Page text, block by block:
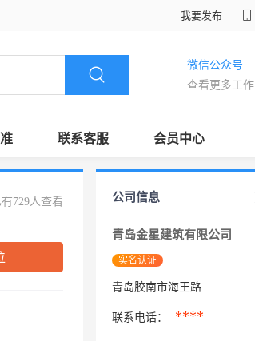
我要发布
微信公众号
查看更多工作
联系客服 会员中心
有729人查看 公司信息
青岛金星建筑有限公司
实名认证
青岛胶南市海王路
联系电话： ****